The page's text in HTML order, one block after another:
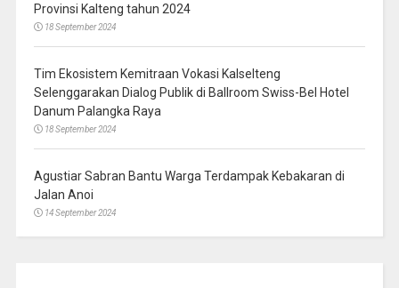
Provinsi Kalteng tahun 2024
18 September 2024
Tim Ekosistem Kemitraan Vokasi Kalselteng
Selenggarakan Dialog Publik di Ballroom Swiss-Bel Hotel
Danum Palangka Raya
18 September 2024
Agustiar Sabran Bantu Warga Terdampak Kebakaran di
Jalan Anoi
14 September 2024